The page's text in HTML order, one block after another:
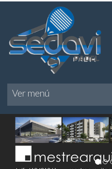
Ver menú